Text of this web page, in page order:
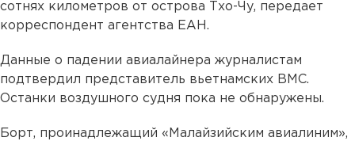
сотнях километров от острова Тхо-Чу, передает
корреспондент агентства ЕАН.
Данные о падении авиалайнера журналистам
подтвердил представитель вьетнамских ВМС.
Останки воздушного судня пока не обнаружены.
Борт, проинадлежащий «Малайзийским авиалиним»,